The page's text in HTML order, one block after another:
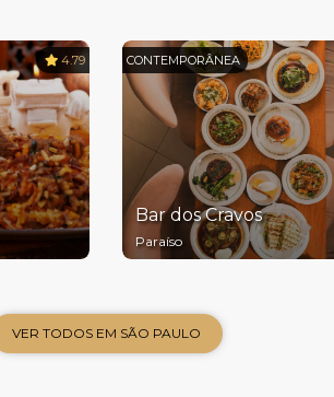
4.79 CONTEMPORÂNEA
Bar dos Cravos
Paraíso
VER TODOS EM SÃO PAULO